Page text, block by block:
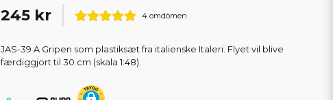
245 kr 4 omdömen
JAS-39 A Gripen som plastiksæt fra italienske Italeri. Flyet vil blive
færdiggjort til 30 cm (skala 1:48).